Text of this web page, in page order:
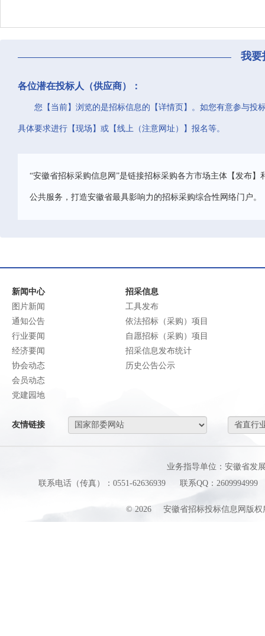
我要
各位潜在投标人（供应商）：
您【当前】浏览的是招标信息的【详情页】。如您有意参与投
具体要求进行【现场】或【线上（注意网址）】报名等。
“安徽省招标采购信息网”是链接招标采购各方市场主体【发布
公共服务，打造安徽省最具影响力的招标采购综合性网络门户。
新闻中心
图片新闻
通知公告
行业要闻
经济要闻
协会动态
会员动态
党建园地
招采信息
工具发布
依法招标（采购）项目
自愿招标（采购）项目
招采信息发布统计
历史公告公示
友情链接
业务指导单位：安徽省发
联系电话（传真）：0551-62636939
联系QQ：2609994999
© 2026 安徽省招标投标信息网版